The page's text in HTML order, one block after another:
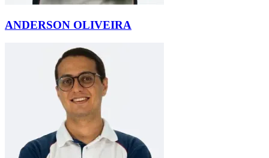
ANDERSON OLIVEIRA